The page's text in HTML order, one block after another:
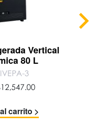
Vertical
80 L
3
12,547.00
carrito >